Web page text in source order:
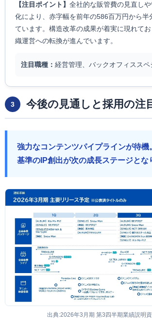
【注目ポイント】 全社的な販管費の見直し
化により、赤字幅を前年の586百万円から半
ています。構造改革の成果が着実に現れて
織運営への転換が進んでいます。
注目職種： 経営管理、バックオフィススペ
3 今後の見通しと採用の注
強力なコンテンツパイプラインが待機
基準のIP創出が次の成長ステージとな
出典:2026年3月期 第3四半期業績説明